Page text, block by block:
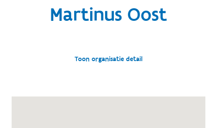
Martinus Oost
Toon organisatie detail